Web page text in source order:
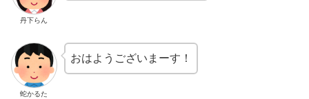
丹下らん
蛇かるた
おはようございまーす！